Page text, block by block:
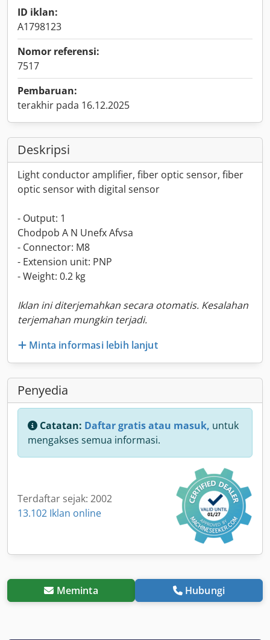
ID iklan:
A1798123
Nomor referensi:
7517
Pembaruan:
terakhir pada 16.12.2025
Deskripsi
Light conductor amplifier, fiber optic sensor, fiber
optic sensor with digital sensor
- Output: 1
Chodpob A N Unefx Afvsa
- Connector: M8
- Extension unit: PNP
- Weight: 0.2 kg
Iklan ini diterjemahkan secara otomatis. Kesalahan
terjemahan mungkin terjadi.
Minta informasi lebih lanjut
Penyedia
Catatan: Daftar gratis atau masuk, untuk
mengakses semua informasi.
Terdaftar sejak: 2002
13.102 Iklan online
Meminta Hubungi